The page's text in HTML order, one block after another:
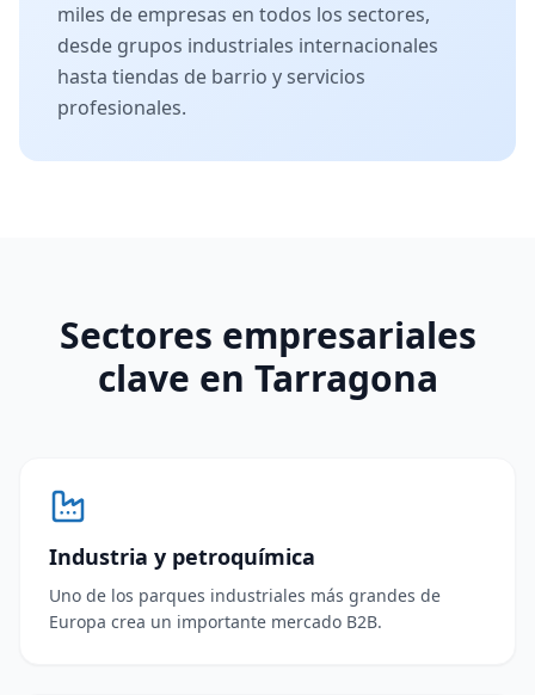
miles de empresas en todos los sectores,
desde grupos industriales internacionales
hasta tiendas de barrio y servicios
profesionales.
Sectores empresariales
clave en Tarragona
Industria y petroquímica
Uno de los parques industriales más grandes de
Europa crea un importante mercado B2B.